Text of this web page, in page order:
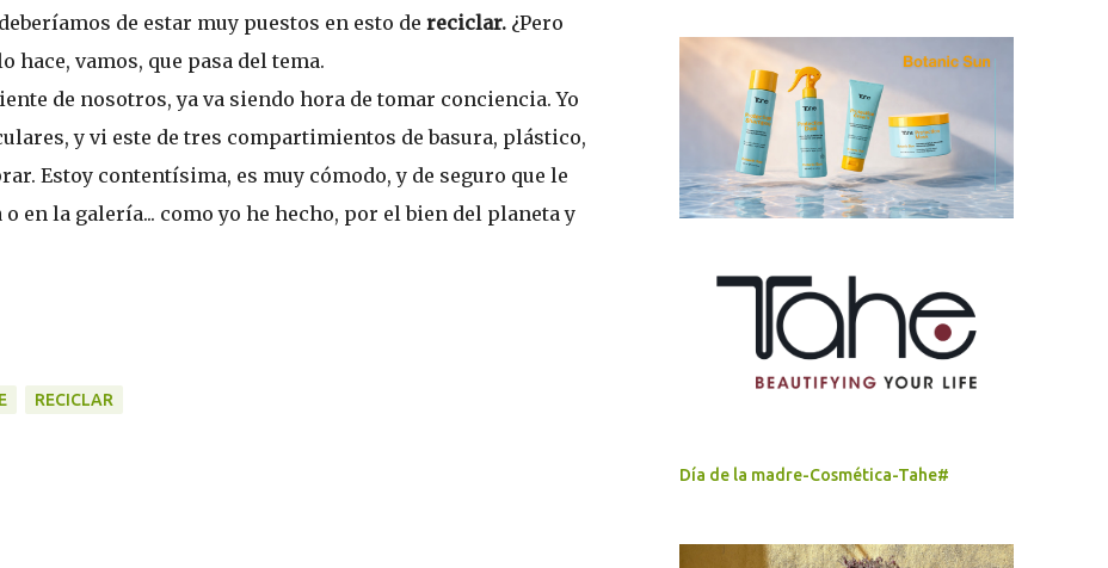
de estar muy puestos en esto de reciclar. ¿Pero
hace, vamos, que pasa del tema.
de nosotros, ya va siendo hora de tomar conciencia. Yo
y vi este de tres compartimientos de basura, plástico,
Estoy contentísima, es muy cómodo, y de seguro que le
en la galería... como yo he hecho, por el bien del planeta y
RECICLAR
Día de la madre-Cosmética-Tahe#